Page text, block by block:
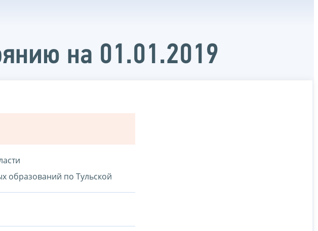
на 01.01.2019
образований по Тульской